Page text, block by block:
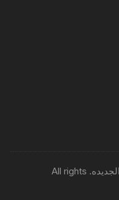
Copyright © 2026, صيدليات د ابرام الجديده. All rights